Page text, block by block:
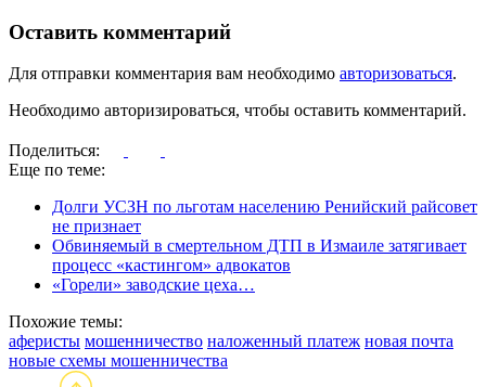
Оставить комментарий
Для отправки комментария вам необходимо авторизоваться.
Необходимо авторизироваться, чтобы оставить комментарий.
Поделиться:
Еще по теме:
Долги УСЗН по льготам населению Ренийский райсовет
не признает
Обвиняемый в смертельном ДТП в Измаиле затягивает
процесс «кастингом» адвокатов
«Горели» заводские цеха…
Похожие темы:
аферисты мошенничество наложенный платеж новая почта
новые схемы мошенничества